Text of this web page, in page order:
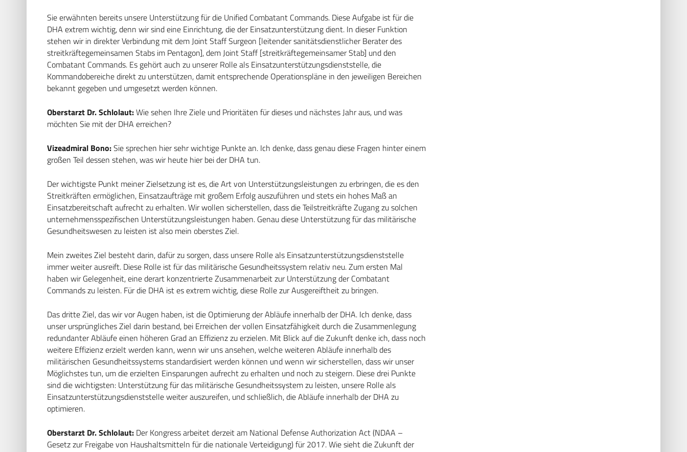
Sie erwähnten bereits unsere Unterstützung für die Unified Combatant Commands. Diese Aufgabe ist für die
DHA extrem wichtig, denn wir sind eine Einrichtung, die der Einsatzunterstützung dient. In dieser Funktion
stehen wir in direkter Verbindung mit dem Joint Staff Surgeon [leitender sanitätsdienstlicher Berater des
streitkräftegemeinsamen Stabs im Pentagon], dem Joint Staff [streitkräftegemeinsamer Stab] und den
Combatant Commands. Es gehört auch zu unserer Rolle als Einsatzunterstützungsdienststelle, die
Kommandobereiche direkt zu unterstützen, damit entsprechende Operationspläne in den jeweiligen Bereichen
bekannt gegeben und umgesetzt werden können.
Oberstarzt Dr. Schlolaut:Wie sehen Ihre Ziele und Prioritäten für dieses und nächstes Jahr aus, und was
möchten Sie mit der DHA erreichen?
Vizeadmiral Bono:Sie sprechen hier sehr wichtige Punkte an. Ich denke, dass genau diese Fragen hinter einem
großen Teil dessen stehen, was wir heute hier bei der DHA tun.
Der wichtigste Punkt meiner Zielsetzung ist es, die Art von Unterstützungsleistungen zu erbringen, die es den
Streitkräften ermöglichen, Einsatzaufträge mit großem Erfolg auszuführen und stets ein hohes Maß an
Einsatzbereitschaft aufrecht zu erhalten. Wir wollen sicherstellen, dass die Teilstreitkräfte Zugang zu solchen
unternehmensspezifischen Unterstützungsleistungen haben. Genau diese Unterstützung für das militärische
Gesundheitswesen zu leisten ist also mein oberstes Ziel.
Mein zweites Ziel besteht darin, dafür zu sorgen, dass unsere Rolle als Einsatzunterstützungsdienststelle
immer weiter ausreift. Diese Rolle ist für das militärische Gesundheitssystem relativ neu. Zum ersten Mal
haben wir Gelegenheit, eine derart konzentrierte Zusammenarbeit zur Unterstützung der Combatant
Commands zu leisten. Für die DHA ist es extrem wichtig, diese Rolle zur Ausgereiftheit zu bringen.
Das dritte Ziel, das wir vor Augen haben, ist die Optimierung der Abläufe innerhalb der DHA. Ich denke, dass
unser ursprüngliches Ziel darin bestand, bei Erreichen der vollen Einsatzfähigkeit durch die Zusammenlegung
redundanter Abläufe einen höheren Grad an Effizienz zu erzielen. Mit Blick auf die Zukunft denke ich, dass noch
weitere Effizienz erzielt werden kann, wenn wir uns ansehen, welche weiteren Abläufe innerhalb des
militärischen Gesundheitssystems standardisiert werden können und wenn wir sicherstellen, dass wir unser
Möglichstes tun, um die erzielten Einsparungen aufrecht zu erhalten und noch zu steigern. Diese drei Punkte
sind die wichtigsten: Unterstützung für das militärische Gesundheitssystem zu leisten, unsere Rolle als
Einsatzunterstützungsdienststelle weiter auszureifen, und schließlich, die Abläufe innerhalb der DHA zu
optimieren.
Oberstarzt Dr. Schlolaut: Der Kongress arbeitet derzeit am National Defense Authorization Act (NDAA –
Gesetz zur Freigabe von Haushaltsmitteln für die nationale Verteidigung) für 2017. Wie sieht die Zukunft der